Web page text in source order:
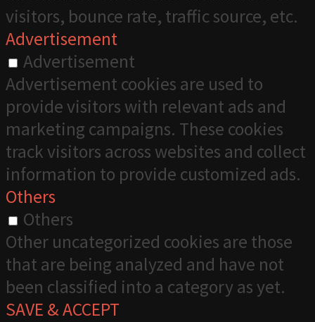
visitors, bounce rate, traffic source, etc.
Advertisement
Advertisement
Advertisement cookies are used to
provide visitors with relevant ads and
marketing campaigns. These cookies
track visitors across websites and collect
information to provide customized ads.
Others
Others
Other uncategorized cookies are those
that are being analyzed and have not
been classified into a category as yet.
SAVE & ACCEPT